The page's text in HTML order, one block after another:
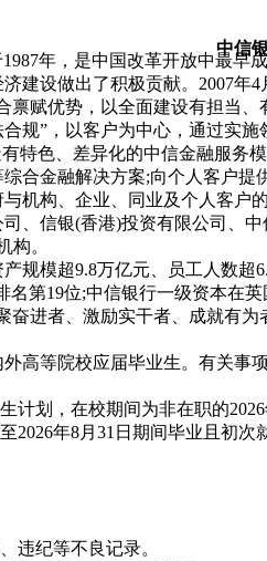
中信
年，是中国改革开放中最早
建设做出了积极贡献。2007年
赋优势，以全面建设有担当、
规”，以客户为中心，通过实
特色、差异化的中信金融服务
合金融解决方案;向个人客户
机构、企业、同业及个人客户
、信银(香港)投资有限公司、
构。
模超9.8万亿元、员工人数超
第19位;中信银行一级资本在
者、激励实干者、成就有为
等院校应届毕业生。有关事项
划，在校期间为非在职的2026
年8月31日期间毕业且初次
纪等不良记录。